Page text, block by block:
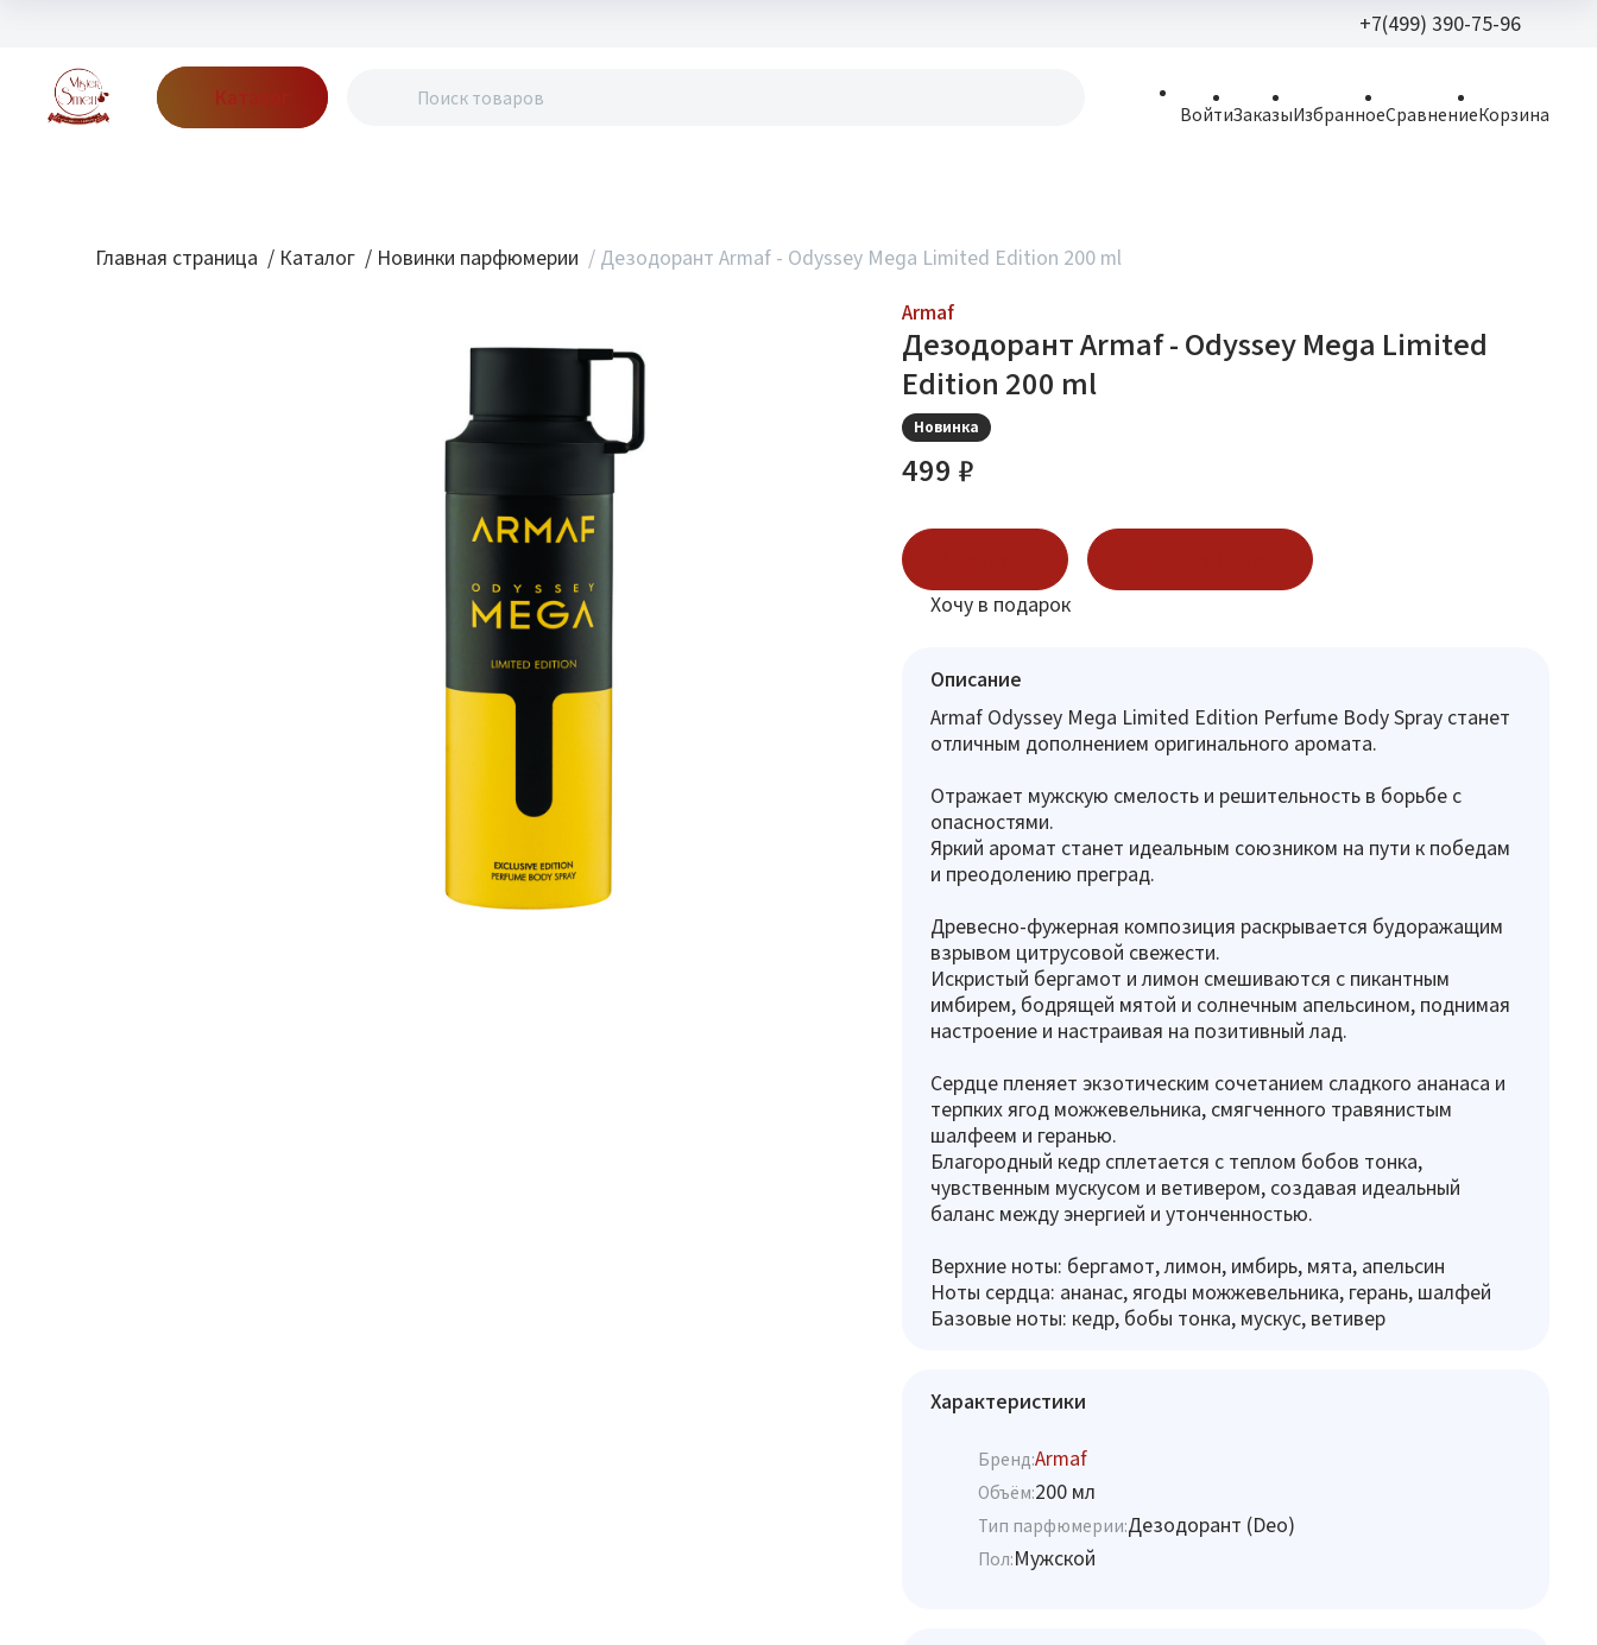
+7(499) 390-75-96
Каталог
ВойтиЗаказыИзбранноеСравнениеКорзина
Главная страница / Каталог / Новинки парфюмерии / Дезодорант Armaf - Odyssey Mega Limited Edition 200 ml
Armaf
Дезодорант Armaf - Odyssey Mega Limited
Edition 200 ml
Новинка
499 ₽
Хочу в подарок
Описание
Armaf Odyssey Mega Limited Edition Perfume Body Spray станет
отличным дополнением оригинального аромата.
Отражает мужскую смелость и решительность в борьбе с
опасностями.
Яркий аромат станет идеальным союзником на пути к победам
и преодолению преград.
Древесно-фужерная композиция раскрывается будоражащим
взрывом цитрусовой свежести.
Искристый бергамот и лимон смешиваются с пикантным
имбирем, бодрящей мятой и солнечным апельсином, поднимая
настроение и настраивая на позитивный лад.
Сердце пленяет экзотическим сочетанием сладкого ананаса и
терпких ягод можжевельника, смягченного травянистым
шалфеем и геранью.
Благородный кедр сплетается с теплом бобов тонка,
чувственным мускусом и ветивером, создавая идеальный
баланс между энергией и утонченностью.
Верхние ноты: бергамот, лимон, имбирь, мята, апельсин
Ноты сердца: ананас, ягоды можжевельника, герань, шалфей
Базовые ноты: кедр, бобы тонка, мускус, ветивер
Характеристики
Бренд:Armaf
Объём:200 мл
Тип парфюмерии:Дезодорант (Deo)
Пол:Мужской